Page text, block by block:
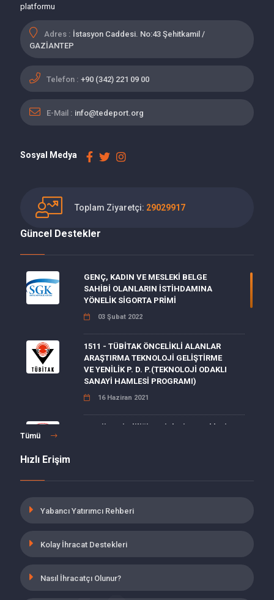
platformu
Adres : İstasyon Caddesi. No:43 Şehitkamil /
GAZİANTEP
Telefon : +90 (342) 221 09 00
E-Mail : info@tedeport.org
Sosyal Medya
Toplam Ziyaretçi: 29029917
Güncel Destekler
GENÇ, KADIN VE MESLEKİ BELGE
SAHİBİ OLANLARIN İSTİHDAMINA
YÖNELİK SİGORTA PRİMİ
03 Şubat 2022
1511 - TÜBİTAK ÖNCELİKLİ ALANLAR
ARAŞTIRMA TEKNOLOJİ GELİŞTİRME
VE YENİLİK P. D. P.(TEKNOLOJİ ODAKLI
SANAYİ HAMLESİ PROGRAMI)
16 Haziran 2021
Enerji Verimliliği Projeleri Destekleri
İŞBAŞI EĞİTİM PROGRAMINI
Tümü
Hızlı Erişim
Yabancı Yatırımcı Rehberi
Kolay İhracat Destekleri
Nasıl İhracatçı Olunur?